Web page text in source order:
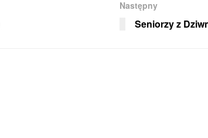
Następny
Seniorzy z